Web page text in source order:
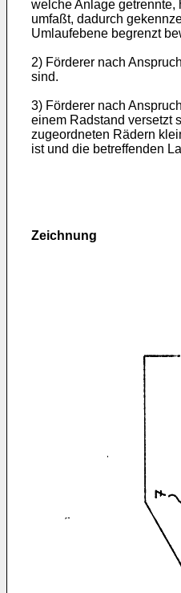
welche Anlage
umfaßt, dadurch
Umlaufebene begrenzt
2) Förderer nach
sind.
3) Förderer nach
einem Radstand versetzt
zugeordneten Rädern
ist und die betreffenden
Zeichnung